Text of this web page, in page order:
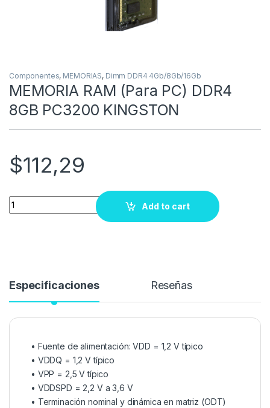
Componentes, MEMORIAS, Dimm DDR4 4Gb/8Gb/16Gb
MEMORIA RAM (Para PC) DDR4
8GB PC3200 KINGSTON
$112,29
Quantity
Add to cart
Especificaciones Reseñas
• Fuente de alimentación: VDD = 1,2 V típico
• VDDQ = 1,2 V típico
• VPP = 2,5 V típico
• VDDSPD = 2,2 V a 3,6 V
• Terminación nominal y dinámica en matriz (ODT)